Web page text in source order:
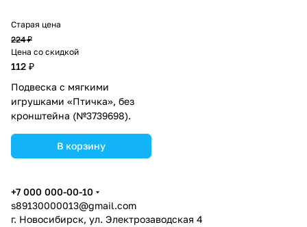
Старая цена
224 ₽
Цена со скидкой
112 ₽
Подвеска с мягкими
игрушками «Птичка», без
кронштейна (№3739698).
В корзину
+7 000 000-00-10
s89130000013@gmail.com
г. Новосибирск, ул. Электрозаводская 4